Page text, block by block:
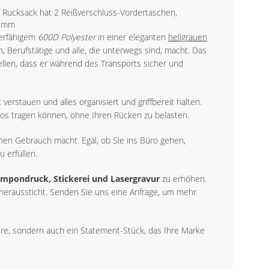
hat 2 Reißverschluss-Vordertaschen,
600D Polyesterin einer eleganten hellgrauen
Berufstätige und alle, die unterwegs sind, macht. Das
dass er während des Transports sicher und
und alles organisiert und griffbereit halten.
tragen können, ohne Ihren Rücken zu belasten.
Gebrauch macht. Egal, ob Sie ins Büro gehen,
erfüllen.
Stickerei und Lasergravur zu erhöhen.
Senden Sie uns eine Anfrage, um mehr
sondern auch ein Statement-Stück, das Ihre Marke